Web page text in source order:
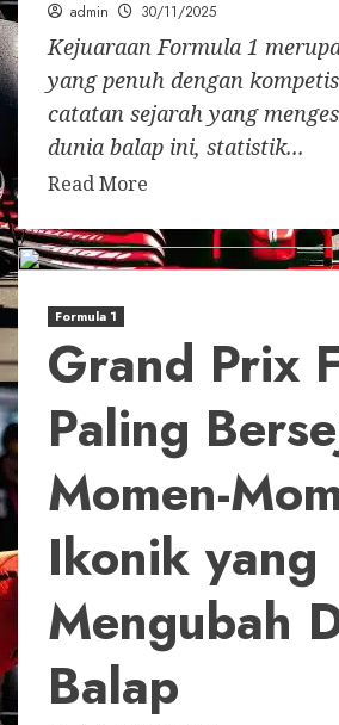
admin 30/11/2025
Kejuaraan Formula 1
yang penuh dengan
catatan sejarah yang
dunia balap ini, statistik...
Read More
Formula 1
Grand Prix
Paling
Momen-
Ikonik yang
Mengubah
Balap